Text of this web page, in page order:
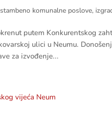
komunalne poslove,
putem Konkurentskog
ulici u Neumu.
za izvođenje...